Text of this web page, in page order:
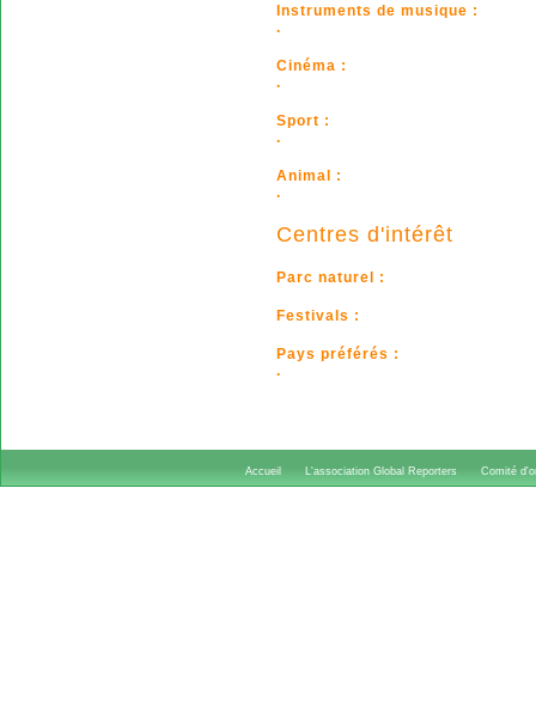
Instruments de musique :
.
Cinéma :
.
Sport :
.
Animal :
.
Centres d'intérêt
Parc naturel :
Festivals :
Pays préférés :
.
Accueil L'association Global Reporters Comité